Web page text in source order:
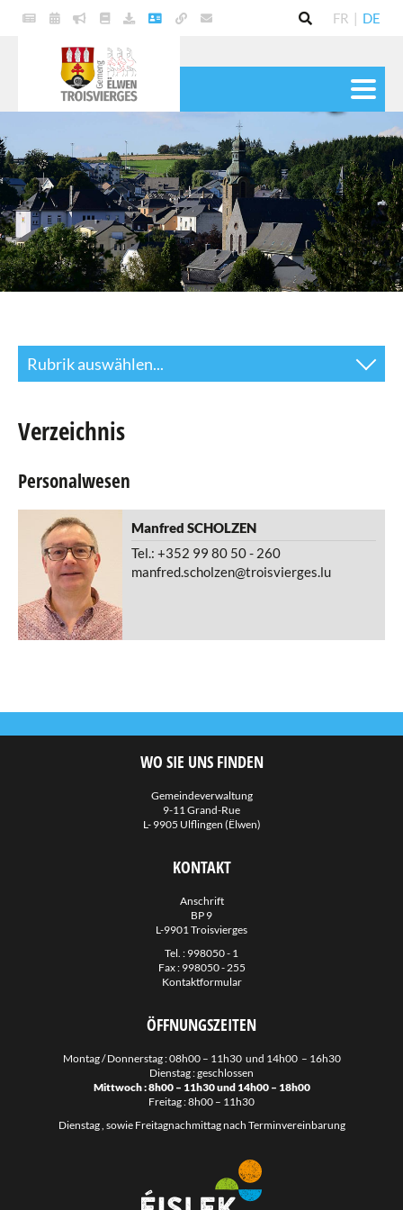
FR | DE
GEMEINDE
DIENSTE
LEBEN
Rubrik auswählen...
Agenda
eRaider
Publikationen
Verzeichnis
Gemeindesekretariat
Einwohneramt
Personalwesen
Technischer Dienst
Straßen- und Reinigungsabteilung
Abteilung für Gemeindegebäude
Abteilung für Wasserleitungen und Abwasser
Downloads
Verzeichnis
Personalwesen
Manfred SCHOLZEN
Tel.: +352 99 80 50 - 260
manfred.scholzen@troisvierges.lu
WO SIE UNS FINDEN
Gemeindeverwaltung
9-11 Grand-Rue
L- 9905 Ulflingen (Ëlwen)
KONTAKT
Anschrift
BP 9
L-9901 Troisvierges
Tel. : 998050 - 1
Fax : 998050 - 255
Kontaktformular
ÖFFNUNGSZEITEN
Montag / Donnerstag : 08h00 – 11h30 und 14h00 – 16h30
Dienstag : geschlossen
Mittwoch : 8h00 – 11h30 und 14h00 – 18h00
Freitag : 8h00 – 11h30
Dienstag , sowie Freitagnachmittag nach Terminvereinbarung